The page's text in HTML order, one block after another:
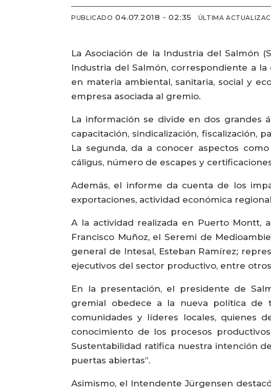
PUBLICADO 04.07.2018 - 02:35 ÚLTIMA
La Asociación de la Industria del Salmón
Industria del Salmón, correspondiente a
en materia ambiental, sanitaria, social y
empresa asociada al gremio.
La información se divide en dos grandes
capacitación, sindicalización, fiscalización,
La segunda, da a conocer aspectos
cáligus, número de escapes y
Además, el informe da cuenta de los
exportaciones, actividad económica
A la actividad realizada en Puerto Montt,
Francisco Muñoz, el Seremi de
general de Intesal, Esteban Ramírez;
ejecutivos del sector productivo, entre
En la presentación, el presidente de
gremial obedece a la nueva política de
comunidades y líderes locales, quienes
conocimiento de los procesos
Sustentabilidad ratifica nuestra intención
puertas abiertas”.
Asimismo, el Intendente Jürgensen